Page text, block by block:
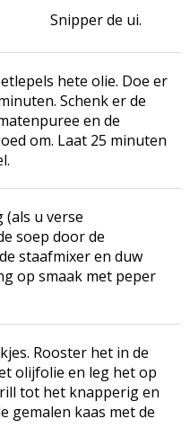
Snipper de ui.
hete olie. Doe er
Schenk er de
en de
om. Laat 25 minuten
(als u verse
soep door de
staafmixer en duw
op smaak met peper
Rooster het in de
olijfolie en leg het op
tot het knapperig en
gemalen kaas met de